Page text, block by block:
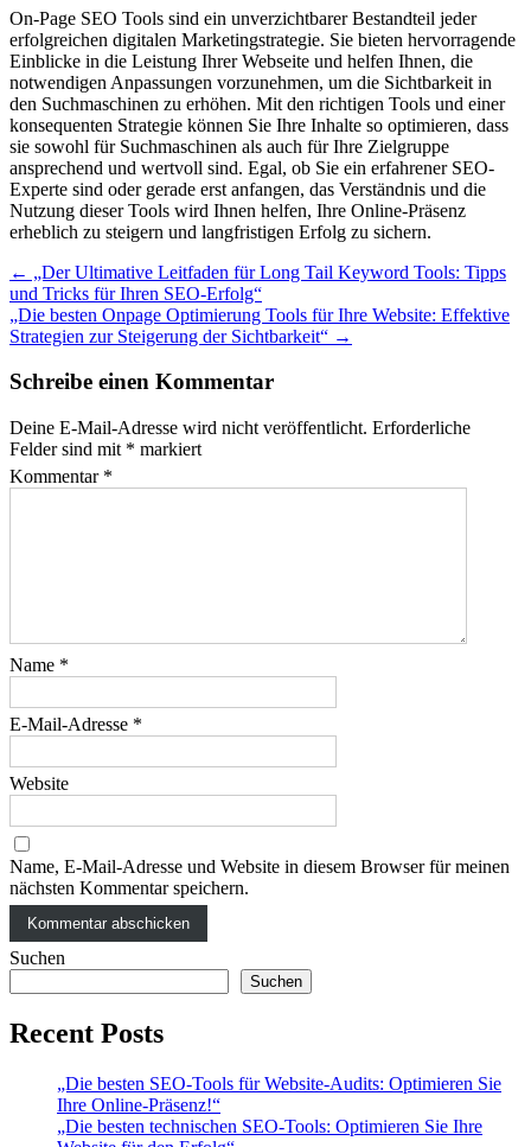
On-Page SEO Tools sind ein unverzichtbarer Bestandteil jeder
erfolgreichen digitalen Marketingstrategie. Sie bieten hervorragende
Einblicke in die Leistung Ihrer Webseite und helfen Ihnen, die
notwendigen Anpassungen vorzunehmen, um die Sichtbarkeit in
den Suchmaschinen zu erhöhen. Mit den richtigen Tools und einer
konsequenten Strategie können Sie Ihre Inhalte so optimieren, dass
sie sowohl für Suchmaschinen als auch für Ihre Zielgruppe
ansprechend und wertvoll sind. Egal, ob Sie ein erfahrener SEO-
Experte sind oder gerade erst anfangen, das Verständnis und die
Nutzung dieser Tools wird Ihnen helfen, Ihre Online-Präsenz
erheblich zu steigern und langfristigen Erfolg zu sichern.
Post
navigation
← „Der Ultimative Leitfaden für Long Tail Keyword Tools: Tipps
und Tricks für Ihren SEO-Erfolg“
„Die besten Onpage Optimierung Tools für Ihre Website: Effektive
Strategien zur Steigerung der Sichtbarkeit“ →
Schreibe einen Kommentar
Deine E-Mail-Adresse wird nicht veröffentlicht. Erforderliche
Felder sind mit * markiert
Kommentar *
Name *
E-Mail-Adresse *
Website
Name, E-Mail-Adresse und Website in diesem Browser für meinen
nächsten Kommentar speichern.
Suchen
Suchen
Recent Posts
„Die besten SEO-Tools für Website-Audits: Optimieren Sie
Ihre Online-Präsenz!“
„Die besten technischen SEO-Tools: Optimieren Sie Ihre